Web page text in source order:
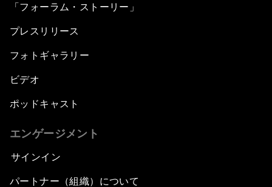
「フォーラム・ストーリー」
プレスリリース
フォトギャラリー
ビデオ
ポッドキャスト
エンゲージメント
サインイン
パートナー（組織）について